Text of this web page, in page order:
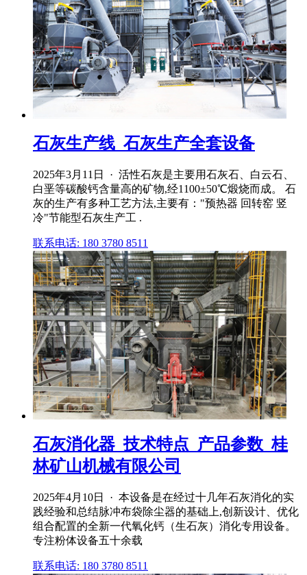
石灰生产线_石灰生产全套设备
2025年3月11日 · 活性石灰是主要用石灰石、白云石、
白垩等碳酸钙含量高的矿物,经1100±50℃煅烧而成。 石
灰的生产有多种工艺方法,主要有："预热器 回转窑 竖
冷"节能型石灰生产工 .
联系电话: 180 3780 8511
石灰消化器_技术特点_产品参数_桂
林矿山机械有限公司
2025年4月10日 · 本设备是在经过十几年石灰消化的实
践经验和总结脉冲布袋除尘器的基础上,创新设计、优化
组合配置的全新一代氧化钙（生石灰）消化专用设备。
专注粉体设备五十余载
联系电话: 180 3780 8511